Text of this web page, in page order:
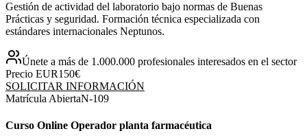
Gestión de actividad del laboratorio bajo normas de Buenas
Prácticas y seguridad. Formación técnica especializada con
estándares internacionales Neptunos.
Únete a más de 1.000.000 profesionales interesados en el sector
Precio EUR150€
SOLICITAR INFORMACIÓN
Matrícula AbiertaN-109
Curso Online Operador planta farmacéutica